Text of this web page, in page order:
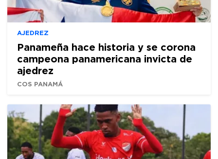
AJEDREZ
Panameña hace historia y se corona
campeona panamericana invicta de
ajedrez
COS PANAMÁ